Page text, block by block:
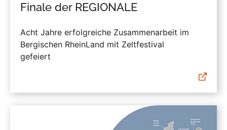
Finale der REGIONALE
Acht Jahre erfolgreiche Zusammenarbeit im
Bergischen RheinLand mit Zeltfestival
gefeiert